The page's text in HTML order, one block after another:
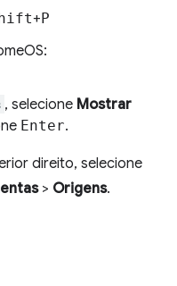
+P
, selecione Mostrar
Enter.
direito, selecione
> Origens.